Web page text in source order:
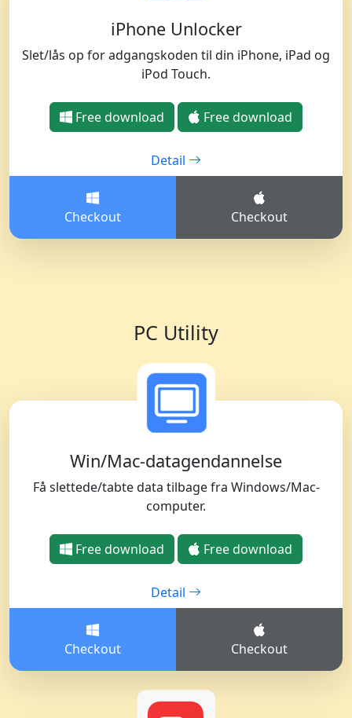
iPhone Unlocker
Slet/lås op for adgangskoden til din iPhone, iPad og
iPod Touch.
Free download Free download
Detail
Checkout Checkout
PC Utility
Win/Mac-datagendannelse
Få slettede/tabte data tilbage fra Windows/Mac-
computer.
Free download Free download
Detail
Checkout Checkout
हिंदी
Bahasa Melayu
ไทย
한국어
Gaeilge
繁體中文